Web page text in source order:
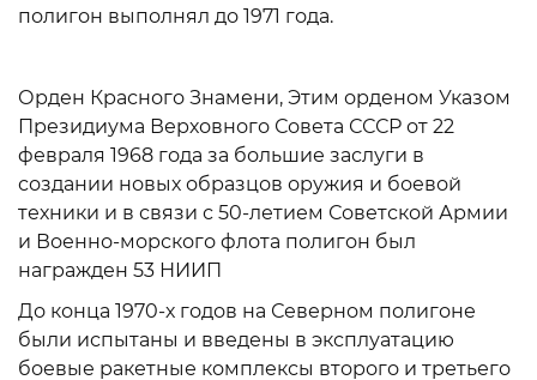
полигон выполнял до 1971 года.
Орден Красного Знамени, Этим орденом Указом
Президиума Верховного Совета СССР от 22
февраля 1968 года за большие заслуги в
создании новых образцов оружия и боевой
техники и в связи с 50-летием Советской Армии
и Военно-морского флота полигон был
награжден 53 НИИП
До конца 1970-х годов на Северном полигоне
были испытаны и введены в эксплуатацию
боевые ракетные комплексы второго и третьего